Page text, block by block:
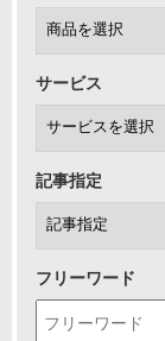
サービス
記事指定
フリーワード